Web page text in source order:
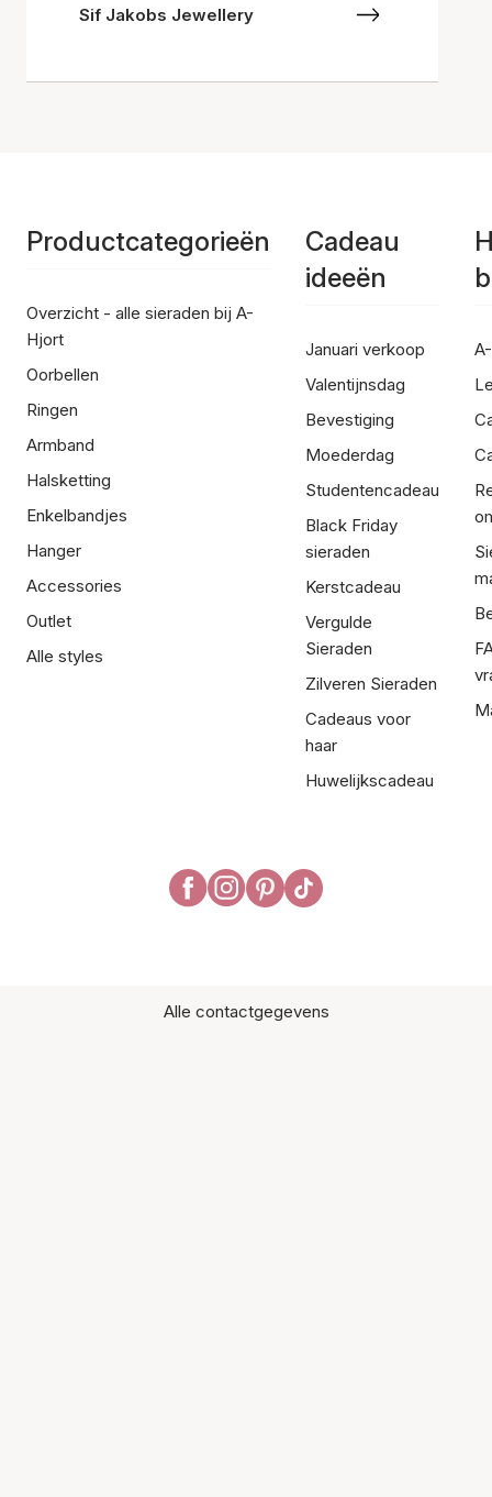
Sif Jakobs Jewellery
Productcategorieën
Overzicht - alle sieraden bij A-
Hjort
Oorbellen
Ringen
Armband
Halsketting
Enkelbandjes
Hanger
Accessories
Outlet
Alle styles
Cadeau
ideeën
Januari verkoop
Valentijnsdag
Bevestiging
Moederdag
Studentencadeau
Black Friday
sieraden
Kerstcadeau
Vergulde
Sieraden
Zilveren Sieraden
Cadeaus voor
haar
Huwelijkscadeau
Alle contactgegevens